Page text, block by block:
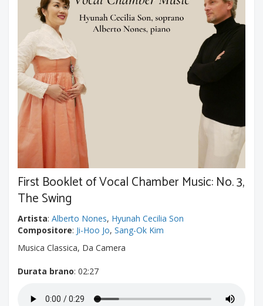
First Booklet of Vocal Chamber Music: No. 3,
The Swing
Artista: Alberto Nones, Hyunah Cecilia Son
Compositore: Ji-Hoo Jo, Sang-Ok Kim
Musica Classica, Da Camera
Durata brano: 02:27